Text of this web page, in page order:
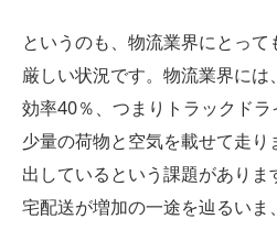
というのも、物流業界にとっ
厳しい状況です。物流業界に
効率40％、つまりトラックドラ
少量の荷物と空気を載せて走
出しているという課題がありま
宅配送が増加の一途を辿るい